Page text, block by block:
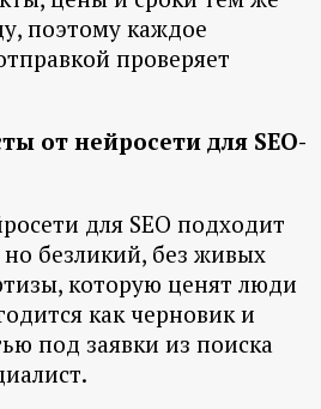
поэтому каждое
проверяет
от нейросети для SEO-
для SEO подходит
безликий, без живых
которую ценят люди
как черновик и
под заявки из поиска